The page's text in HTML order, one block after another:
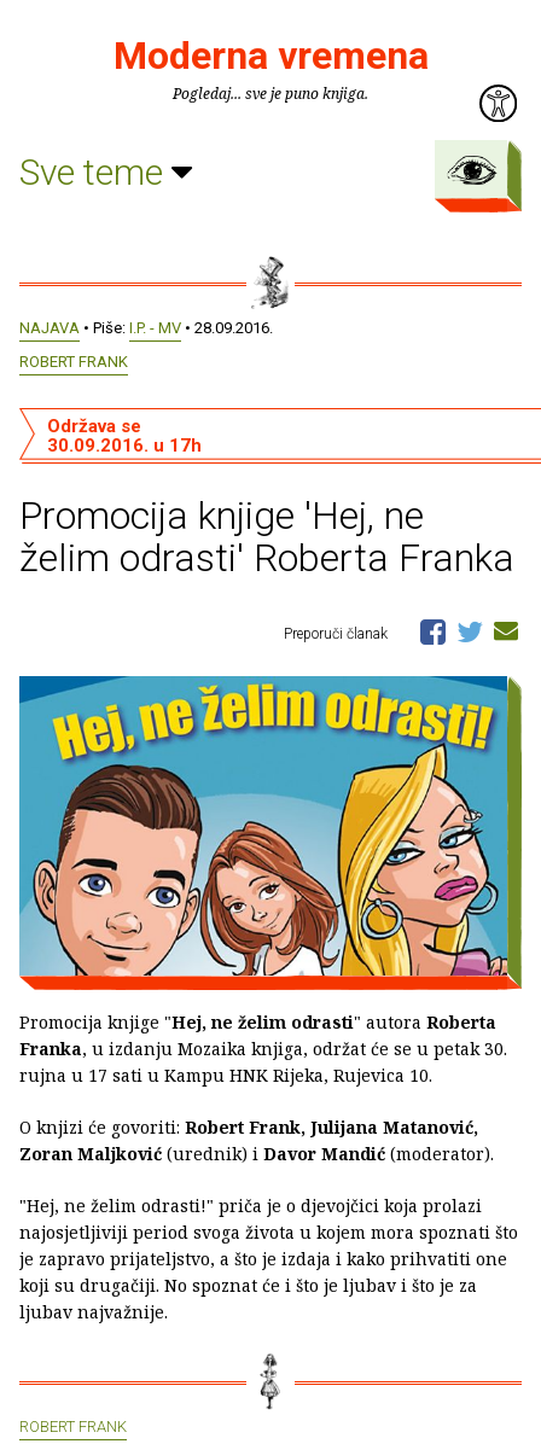
Moderna vremena
Pogledaj... sve je puno knjiga.
Sve teme
NAJAVA • Piše: I.P. - MV • 28.09.2016.
ROBERT FRANK
Promocija knjige 'Hej, ne
želim odrasti' Roberta Franka
Održava se
30.09.2016. u 17h
Preporuči članak
Promocija knjige "Hej, ne želim odrasti" autora Roberta
Franka, u izdanju Mozaika knjiga, održat će se u petak 30.
rujna u 17 sati u Kampu HNK Rijeka, Rujevica 10.
O knjizi će govoriti: Robert Frank, Julijana Matanović,
Zoran Maljković (urednik) i Davor Mandić (moderator).
"Hej, ne želim odrasti!" priča je o djevojčici koja prolazi
najosjetljiviji period svoga života u kojem mora spoznati što
je zapravo prijateljstvo, a što je izdaja i kako prihvatiti one
koji su drugačiji. No spoznat će i što je ljubav i što je za
ljubav najvažnije.
ROBERT FRANK